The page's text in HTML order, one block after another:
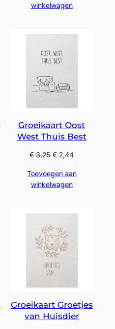
winkelwagen
Groeikaart Oost
West Thuis Best
€3,25 € 2,44
Toevoegen aan
winkelwagen
Groeikaart Groetjes
van Huisdier